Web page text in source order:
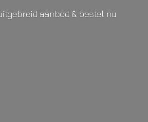
aanbod & bestel nu